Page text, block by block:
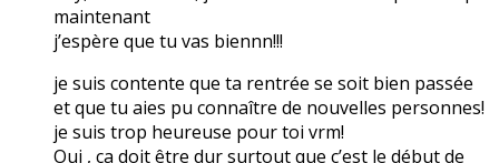
maintenant
j’espère que tu vas biennn!!!
je suis contente que ta rentrée se soit bien passée
et que tu aies pu connaître de nouvelles personnes!
je suis trop heureuse pour toi vrm!
Oui , ça doit être dur surtout que c’est le début de